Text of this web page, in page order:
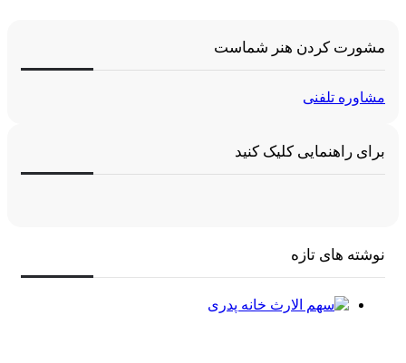
مشورت کردن هنر شماست
مشاوره تلفنی
برای راهنمایی کلیک کنید
نوشته های تازه